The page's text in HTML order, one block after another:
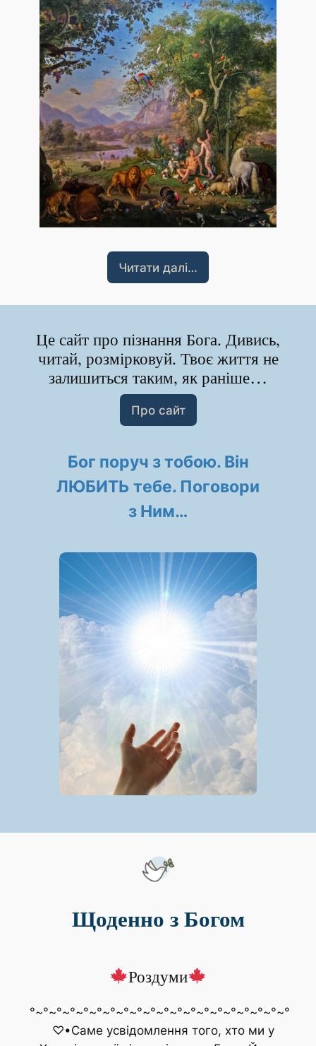
Читати далі…
Це сайт про пізнання Бога. Дивись,
читай, розмірковуй. Твоє життя не
залишиться таким, як раніше…
Про сайт
Бог поруч з тобою. Він
ЛЮБИТЬ тебе. Поговори
з Ним…
Щоденно з Богом
Роздуми
°~°~°~°~°~°~°~°~°~°~°~°~°~°~°~°~°~°~°~°
♡•Саме усвідомлення того, хто ми у